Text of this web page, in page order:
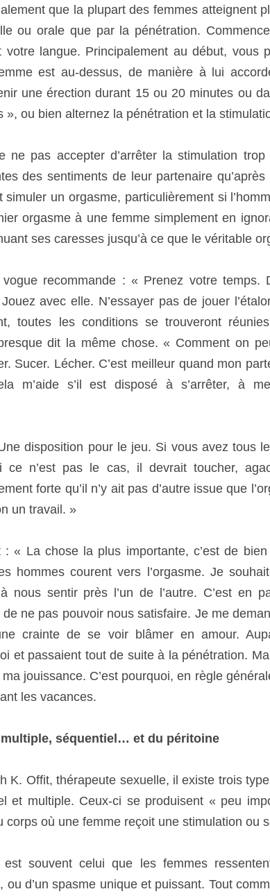
(voir chapitre 13, « Les thérapies sexuelles »,
ou orale du clitoris.
pas accepter d’arrêter la stimulation trop tôt.
de leur partenaire qu’après 10 ou 20
particulièrement si l’homme a déjà éjaculé. U
le véritable orgasme se produise.
recommande : « Prenez votre temps. Détendez-
pas de jouer l’étalon. Faites-lui des
réunies. » Une des gemmes que j’ai
ses caresses un certain temps. Cela m’aide
»
disposition pour le jeu. Si vous avez tous les
le cas, il devrait toucher, agacer, embrasser,
d’autre issue que l’orgasme. Mais il est important
vers l’orgasme. Je souhaiterais pouvoir
C’est en partie la faute de la femme. Les
demande qui vraiment fait pression sur l’autre. Il
les hommes sautaient littéralement sur moi et
fins de semaine ou durant les vacances.
séquentiel… et du péritoine
K. Offit, thérapeute sexuelle, il existe trois
multiple. Ceux-ci se produisent « peu importe le
femme reçoit une stimulation ou se stimule elle-
unique et puissant. Tout comme l’orgasme
une brève pause de repos. Shere Hite rapporte
d’orgasmes, généralement pas très intenses,